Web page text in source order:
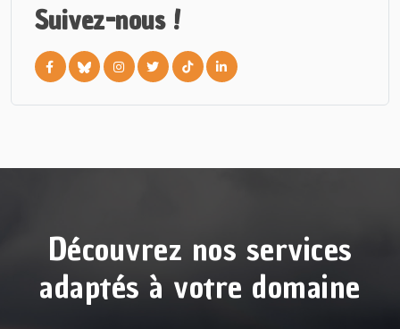
Suivez-nous !
Découvrez nos services
adaptés à votre domaine